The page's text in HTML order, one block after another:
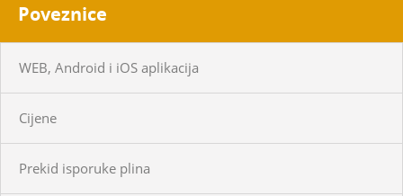
Poveznice
WEB, Android i iOS aplikacija
Cijene
Prekid isporuke plina